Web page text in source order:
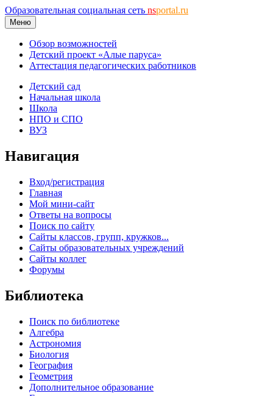
Образовательная социальная сеть nsportal.ru
Меню
Обзор возможностей
Детский проект «Алые паруса»
Аттестация педагогических работников
Детский сад
Начальная школа
Школа
НПО и СПО
ВУЗ
Навигация
Вход/регистрация
Главная
Мой мини-сайт
Ответы на вопросы
Поиск по сайту
Сайты классов, групп, кружков...
Сайты образовательных учреждений
Сайты коллег
Форумы
Библиотека
Поиск по библиотеке
Алгебра
Астрономия
Биология
География
Геометрия
Дополнительное образование